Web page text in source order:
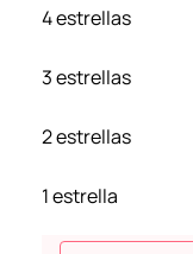
4 estrellas
3 estrellas
2 estrellas
1 estrella